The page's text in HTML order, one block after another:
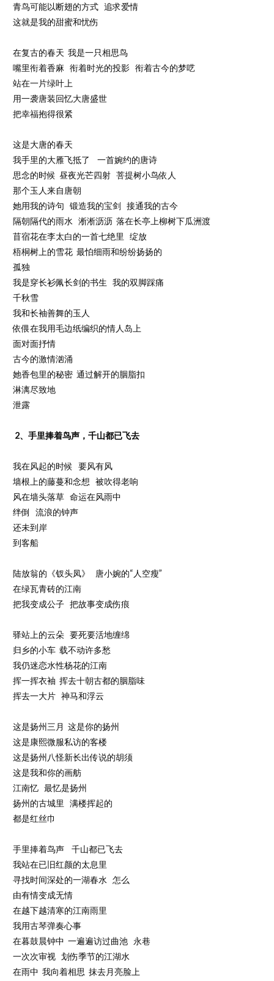
青鸟可能以断翅的方式 追求爱情
这就是我的甜蜜和忧伤
在复古的春天 我是一只相思鸟
嘴里衔着香麻 衔着时光的投影 衔着古今的梦呓
站在一片绿叶上
用一袭唐装回忆大唐盛世
把幸福抱得很紧
这是大唐的春天
我手里的大雁飞抵了 一首婉约的唐诗
思念的时候 昼夜光芒四射 菩提树小鸟依人
那个玉人来自唐朝
她用我的诗句 锻造我的宝剑 接通我的古今
隔朝隔代的雨水 淅淅沥沥 落在长亭上柳树下瓜洲渡
苜宿花在李太白的一首七绝里 绽放
梧桐树上的雪花 最怕细雨和纷纷扬扬的
孤独
我是穿长衫佩长剑的书生 我的双脚踩痛
千秋雪
我和长袖善舞的玉人
依偎在我用毛边纸编织的情人岛上
面对面抒情
古今的激情汹涌
她香包里的秘密 通过解开的胭脂扣
淋漓尽致地
泄露
2、手里捧着鸟声，千山都已飞去
我在风起的时候 要风有风
墙根上的藤蔓和念想 被吹得老响
风在墙头落草 命运在风雨中
绊倒 流浪的钟声
还未到岸
到客船
陆放翁的《钗头凤》 唐小婉的“人空瘦”
在绿瓦青砖的江南
把我变成公子 把故事变成伤痕
驿站上的云朵 要死要活地缠绵
归乡的小车 载不动许多愁
我仍迷恋水性杨花的江南
挥一挥衣袖 挥去十朝古都的胭脂味
挥去一大片 神马和浮云
这是扬州三月 这是你的扬州
这是康熙微服私访的客楼
这是扬州八怪新长出传说的胡须
这是我和你的画舫
江南忆 最忆是扬州
扬州的古城里 满楼挥起的
都是红丝巾
手里捧着鸟声 千山都已飞去
我站在已旧红颜的太息里
寻找时间深处的一湖春水 怎么
由有情变成无情
在越下越清寒的江南雨里
我用古琴弹奏心事
在暮鼓晨钟中 一遍遍访过曲池 永巷
一次次审视 划伤季节的江湖水
在雨中 我向着相思 抹去月亮脸上